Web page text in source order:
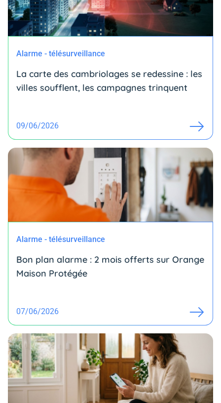
Alarme - télésurveillance
La carte des cambriolages se redessine : les
villes soufflent, les campagnes trinquent
09/06/2026
Alarme - télésurveillance
Bon plan alarme : 2 mois offerts sur Orange
Maison Protégée
07/06/2026